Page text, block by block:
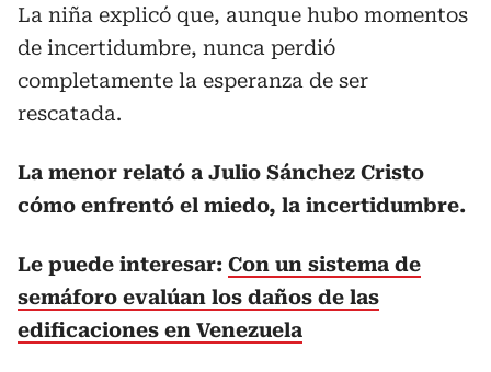
La niña explicó que, aunque hubo momentos
de incertidumbre, nunca perdió
completamente la esperanza de ser
rescatada.
La menor relató a Julio Sánchez Cristo
cómo enfrentó el miedo, la incertidumbre.
Le puede interesar: Con un sistema de
semáforo evalúan los daños de las
edificaciones en Venezuela